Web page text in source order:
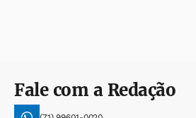
Fale com a Redação